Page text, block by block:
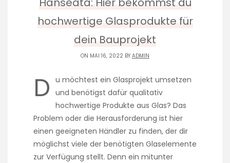
hochwertige Glasprodukte für
dein Bauprojekt
ON MAI 16, 2022 BY ADMIN
D u möchtest ein Glasprojekt umsetzen
und benötigst dafür qualitativ
hochwertige Produkte aus Glas? Das
Problem oder die Herausforderung ist hier
einen geeigneten Händler zu finden, der dir
möglichst viele der benötigten Glaselemente
zur Verfügung stellt. Denn ein mitunter